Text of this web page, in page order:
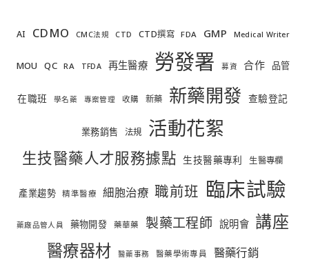
AI CDMO CMC法規 CTD CTD撰寫 FDA GMP Medical Writer
MOU QC RA TFDA 再生醫療 勞發署 募資 合作 品管
在職班 學名藥 專案管理 收購 新藥 新藥開發 查驗登記
業務銷售 法規 活動花絮
生技醫藥人才服務據點 生技醫藥專利 生醫專欄
產業趨勢 精準醫療 細胞治療 職前班 臨床試驗
藥廠品管人員 藥物開發 藥華藥 製藥工程師 說明會 講座
醫療器材 醫藥事務 醫藥學術專員 醫藥行銷